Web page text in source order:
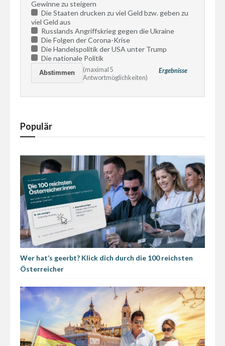
Gewinne zu steigern
Die Staaten drucken zu viel Geld bzw. geben zu
viel Geld aus
Russlands Angriffskrieg gegen die Ukraine
Die Folgen der Corona-Krise
Die Handelspolitik der USA unter Trump
Die nationale Politik
Ergebnisse
(maximal 5
Antwortmöglichkeiten)
Populär
Wer hat’s geerbt? Klick dich durch die 100 reichsten
Österreicher